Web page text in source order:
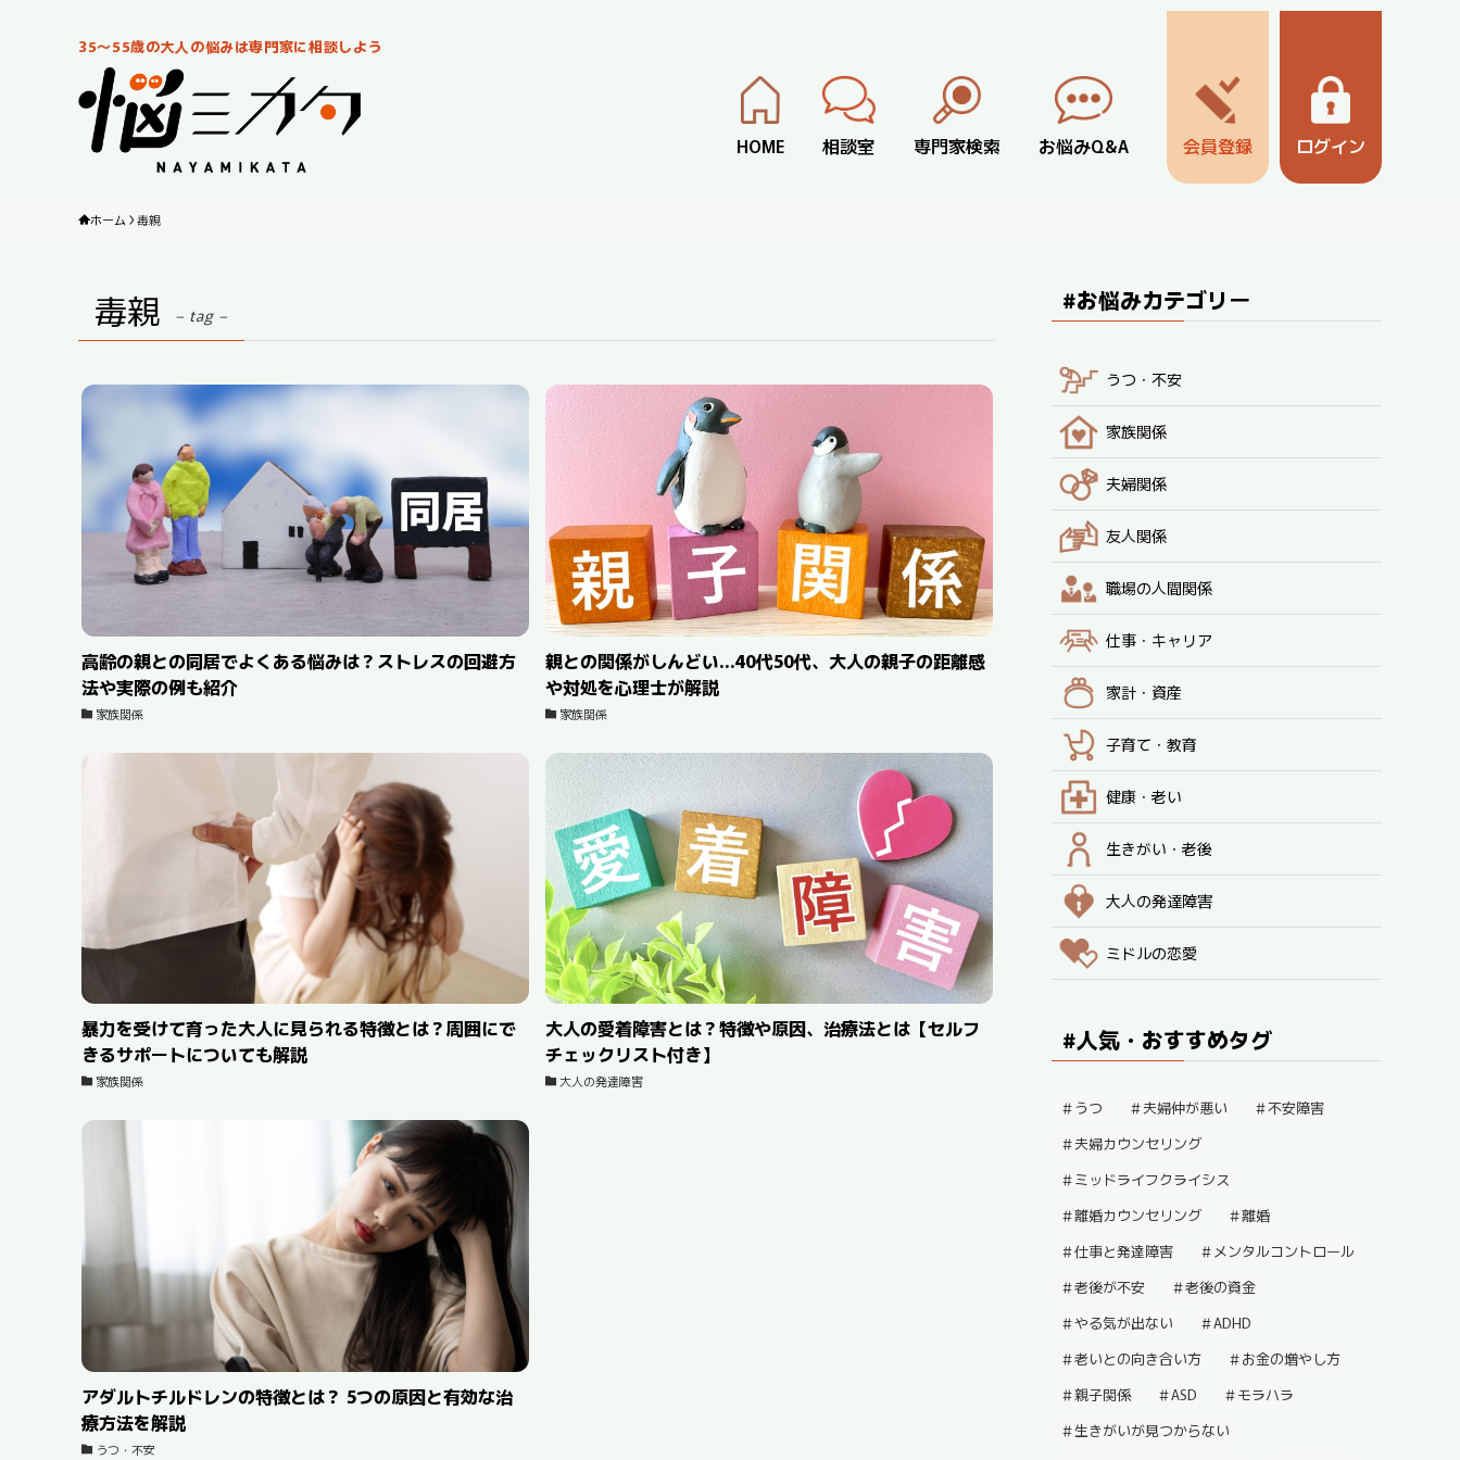
35～55歳の大人の悩みは専門家に相談しよう
HOME 相談室 専門家検索 お悩みQ&A 会員登録 ログイン
ホーム 毒親
毒親 – tag –
高齢の親との同居でよくある悩みは？ストレスの回避方
法や実際の例も紹介
家族関係
親との関係がしんどい…40代50代、大人の親子の距離感
や対処を心理士が解説
家族関係
暴力を受けて育った大人に見られる特徴とは？周囲にで
きるサポートについても解説
家族関係
大人の愛着障害とは？特徴や原因、治療法とは【セルフ
チェックリスト付き】
大人の発達障害
アダルトチルドレンの特徴とは？ 5つの原因と有効な治
療方法を解説
うつ・不安
#お悩みカテゴリー
うつ・不安
家族関係
夫婦関係
友人関係
職場の人間関係
仕事・キャリア
家計・資産
子育て・教育
健康・老い
生きがい・老後
大人の発達障害
ミドルの恋愛
#人気・おすすめタグ
うつ 夫婦仲が悪い
不安障害
夫婦カウンセリング
ミッドライフクライシス
離婚カウンセリング
離婚
仕事と発達障害
メンタルコントロール
老後が不安
老後の資金
やる気が出ない
ADHD
老いとの向き合い方
お金の増やし方
親子関係
ASD
モラハラ
生きがいが見つからない